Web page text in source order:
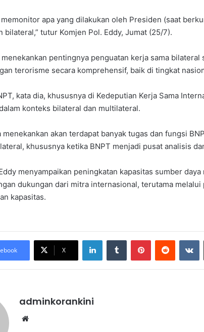
memonitor apa yang dilakukan oleh Presiden (saat
bilateral,” tutur Komjen Pol. Eddy, Jumat (25/7).
menekankan pentingnya penguatan kerja sama
terorisme secara komprehensif, baik di tingkat
kata dia, khususnya di Kedeputian Kerja Sama
konteks bilateral dan multilateral.
menekankan akan terdapat banyak tugas dan fungsi
khususnya ketika BNPT menjadi pusat analisis
menyampaikan peningkatan kapasitas sumber
dukungan dari mitra internasional, terutama
kapasitas.
X
LinkedInTumblr PinterestReddit
adminkorankini